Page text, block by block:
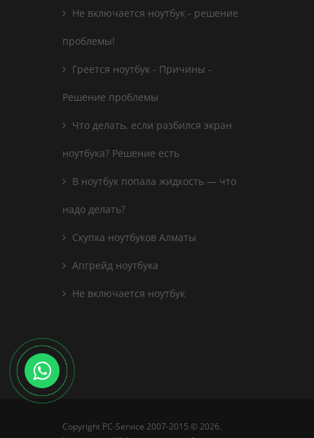
Не включается ноутбук - решение
проблемы!
Греется ноутбук - Причины -
Решение проблемы
Что делать, если разбился экран
ноутбука? Решение есть
В ноутбук попала жидкость — что
надо делать?
Скупка ноутбуков Алматы
Апгрейд ноутбука
Не включается ноутбук
Copyright PC-Service 2007-2015 © 2026.